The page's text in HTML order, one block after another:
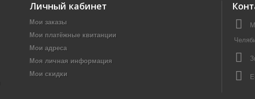
Личный кабинет
Мои заказы
Мои платёжные квитанции
Мои адреса
Моя личная информация
Мои скидки